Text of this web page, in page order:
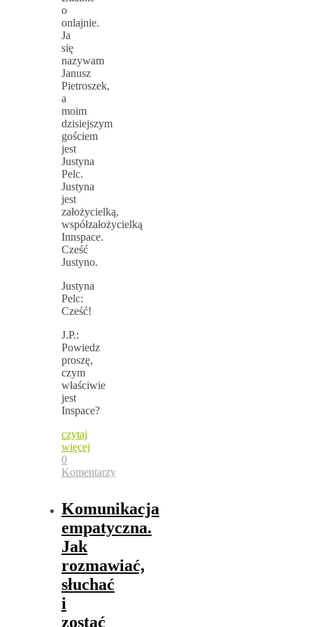
o
onlajnie.
Ja
się
nazywam
Janusz
Pietroszek,
a
moim
dzisiejszym
gościem
jest
Justyna
Pelc.
Justyna
jest
założycielką,
współzałożycielką
Innspace.
Cześć
Justyno.
Justyna
Pelc:
Cześć!
J.P.:
Powiedz
proszę,
czym
właściwie
jest
Inspace?
czytaj
więcej
0
Komentarzy
Komunikacja
empatyczna.
Jak
rozmawiać,
słuchać
i
zostać